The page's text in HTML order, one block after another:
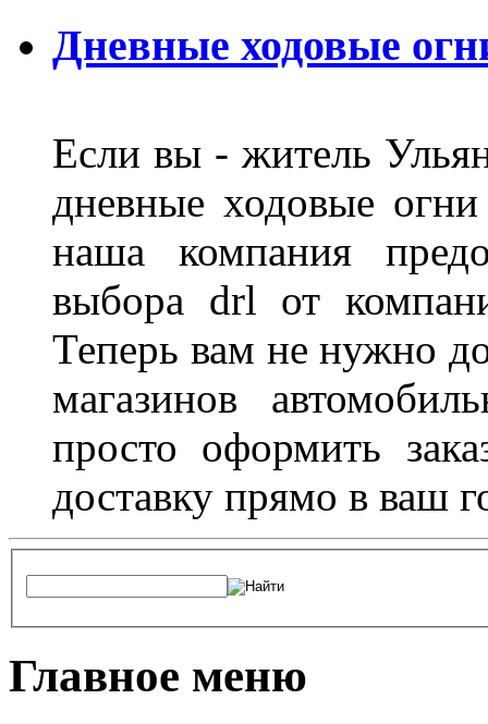
Дневные ходовые
Если вы - житель
дневные ходовые
наша компания
выбора drl от
Теперь вам не нужно
магазинов
просто оформить
доставку прямо в ваш
Главное меню